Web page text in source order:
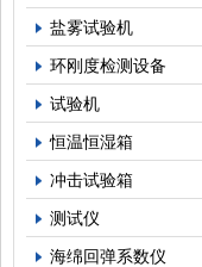
盐雾试验机
环刚度检测设备
试验机
恒温恒湿箱
冲击试验箱
测试仪
海绵回弹系数仪